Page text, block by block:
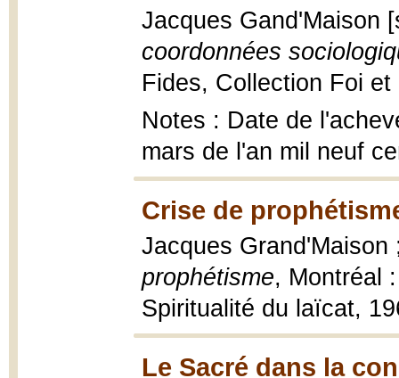
Jacques Gand'Maison
coordonnées
Fides, Collection Foi
Notes : Date de
mars de l'an mil neuf
Crise de
Jacques
prophétisme, Montréal
Spiritualité du laïcat,
Le Sacré dans la